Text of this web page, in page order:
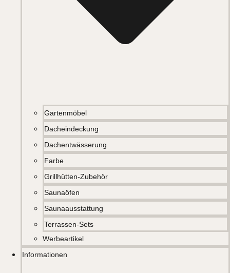
Gartenmöbel
Dacheindeckung
Dachentwässerung
Farbe
Grillhütten-Zubehör
Saunaöfen
Saunaausstattung
Terrassen-Sets
Werbeartikel
Informationen